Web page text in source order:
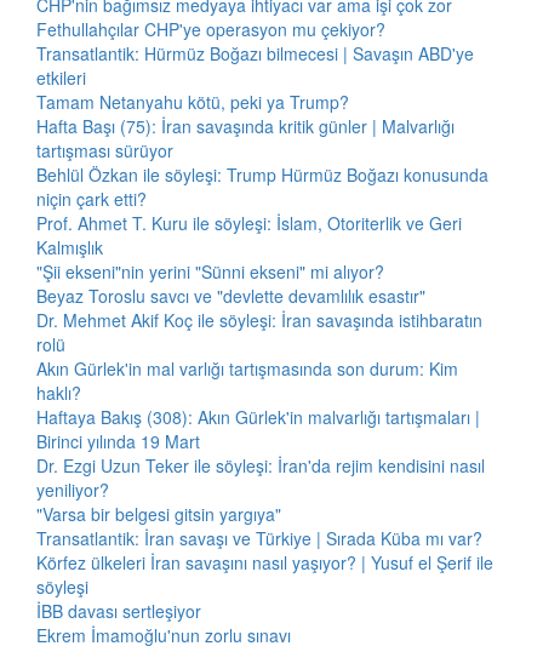
CHP'nin bağımsız medyaya ihtiyacı var ama işi çok zor
Fethullahçılar CHP'ye operasyon mu çekiyor?
Transatlantik: Hürmüz Boğazı bilmecesi | Savaşın ABD'ye
etkileri
Tamam Netanyahu kötü, peki ya Trump?
Hafta Başı (75): İran savaşında kritik günler | Malvarlığı
tartışması sürüyor
Behlül Özkan ile söyleşi: Trump Hürmüz Boğazı konusunda
niçin çark etti?
Prof. Ahmet T. Kuru ile söyleşi: İslam, Otoriterlik ve Geri
Kalmışlık
"Şii ekseni"nin yerini "Sünni ekseni" mi alıyor?
Beyaz Toroslu savcı ve "devlette devamlılık esastır"
Dr. Mehmet Akif Koç ile söyleşi: İran savaşında istihbaratın
rolü
Akın Gürlek'in mal varlığı tartışmasında son durum: Kim
haklı?
Haftaya Bakış (308): Akın Gürlek'in malvarlığı tartışmaları |
Birinci yılında 19 Mart
Dr. Ezgi Uzun Teker ile söyleşi: İran'da rejim kendisini nasıl
yeniliyor?
"Varsa bir belgesi gitsin yargıya"
Transatlantik: İran savaşı ve Türkiye | Sırada Küba mı var?
Körfez ülkeleri İran savaşını nasıl yaşıyor? | Yusuf el Şerif ile
söyleşi
İBB davası sertleşiyor
Ekrem İmamoğlu'nun zorlu sınavı